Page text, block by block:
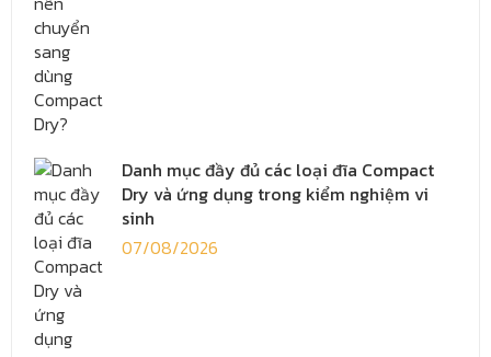
Danh mục đầy đủ các loại đĩa Compact
Dry và ứng dụng trong kiểm nghiệm vi
sinh
07/08/2026